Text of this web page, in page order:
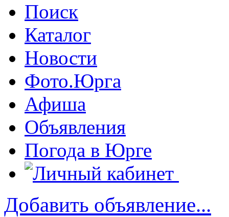
Поиск
Каталог
Новости
Фото.Юрга
Афиша
Объявления
Погода в Юрге
Добавить объявление...